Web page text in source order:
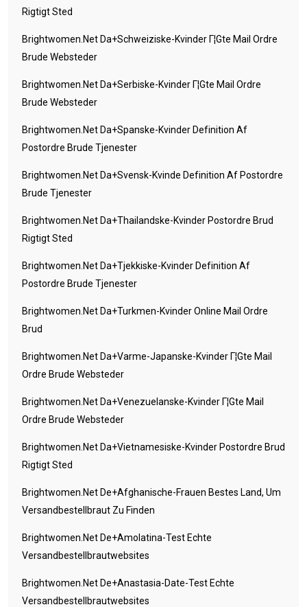
Rigtigt Sted
Brightwomen.net Da+schweiziske-Kvinder Г¦gte Mail Ordre
Brude Websteder
Brightwomen.net Da+serbiske-Kvinder Г¦gte Mail Ordre
Brude Websteder
Brightwomen.net Da+spanske-Kvinder Definition Af
Postordre Brude Tjenester
Brightwomen.net Da+svensk-Kvinde Definition Af Postordre
Brude Tjenester
Brightwomen.net Da+thailandske-Kvinder Postordre Brud
Rigtigt Sted
Brightwomen.net Da+tjekkiske-Kvinder Definition Af
Postordre Brude Tjenester
Brightwomen.net Da+turkmen-Kvinder Online Mail Ordre
Brud
Brightwomen.net Da+varme-Japanske-Kvinder Г¦gte Mail
Ordre Brude Websteder
Brightwomen.net Da+venezuelanske-Kvinder Г¦gte Mail
Ordre Brude Websteder
Brightwomen.net Da+vietnamesiske-Kvinder Postordre Brud
Rigtigt Sted
Brightwomen.net De+afghanische-Frauen Bestes Land, Um
Versandbestellbraut Zu Finden
Brightwomen.net De+amolatina-Test Echte
Versandbestellbrautwebsites
Brightwomen.net De+anastasia-Date-Test Echte
Versandbestellbrautwebsites